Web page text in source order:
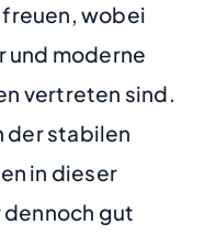
wobei
und moderne
vertreten sind.
der stabilen
in dieser
gut